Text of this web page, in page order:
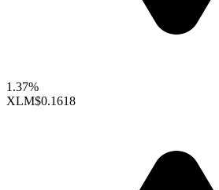
1.37%
XLM$0.1618